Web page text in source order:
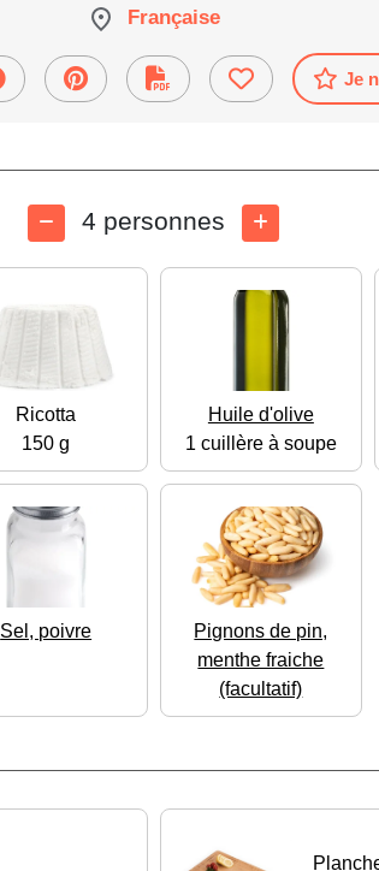
Française
Je
4 personnes
Ricotta
150 g
Huile d'olive
1 cuillère à soupe
Sel, poivre
Pignons de pin,
menthe fraiche
(facultatif)